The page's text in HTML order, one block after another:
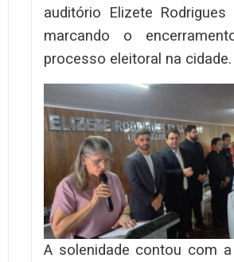
auditório Elizete Rodrigues
marcando o
processo eleitoral na cidade.
A solenidade contou com